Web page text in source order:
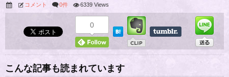
コメント 0件 6339 Views
0
こんな記事も読まれています